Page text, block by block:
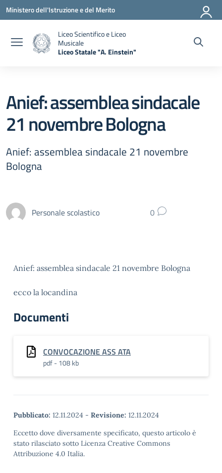
Vai ai contenuti
Vai al menu di navigazione
Vai al footer
Ministero dell'Istruzione e del Merito
Liceo Scientifico e Liceo
Musicale
Liceo Statale "A. Einstein"
Anief: assemblea sindacale
21 novembre Bologna
Anief: assemblea sindacale 21 novembre
Bologna
Personale scolastico 0
Anief: assemblea sindacale 21 novembre Bologna
ecco la locandina
Documenti
CONVOCAZIONE ASS ATA
pdf - 108 kb
Pubblicato: 12.11.2024 - Revisione: 12.11.2024
Eccetto dove diversamente specificato, questo articolo è
stato rilasciato sotto Licenza Creative Commons
Attribuzione 4.0 Italia.